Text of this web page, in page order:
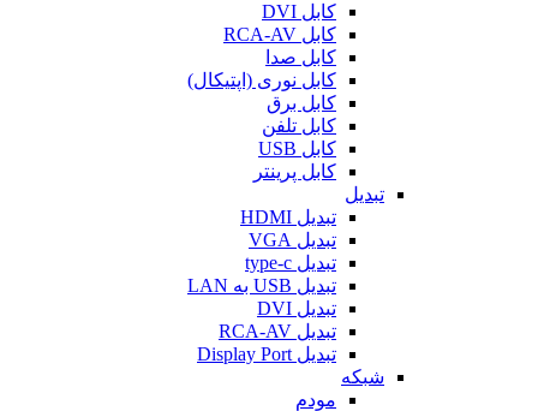
کابل DVI
کابل RCA-AV
کابل صدا
کابل نوری (اپتیکال)
کابل برق
کابل تلفن
کابل USB
کابل پرینتر
تبدیل
تبدیل HDMI
تبدیل VGA
تبدیل type-c
تبدیل USB به LAN
تبدیل DVI
تبدیل RCA-AV
تبدیل Display Port
شبکه
مودم